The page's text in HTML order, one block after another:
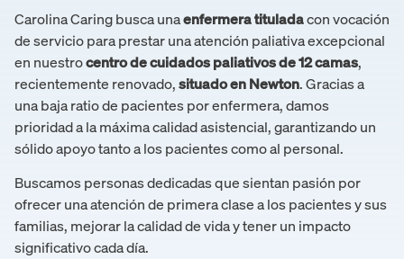
Carolina Caring busca unaenfermera tituladacon vocación
de servicio para prestar una atención paliativa excepcional
en nuestrocentro de cuidados paliativos de 12 camas,
recientemente renovado,situado en Newton. Gracias a
una baja ratio de pacientes por enfermera, damos
prioridad a la máxima calidad asistencial, garantizando un
sólido apoyo tanto a los pacientes como al personal.
Buscamos personas dedicadas que sientan pasión por
ofrecer una atención de primera clase a los pacientes y sus
familias, mejorar la calidad de vida y tener un impacto
significativo cada día.